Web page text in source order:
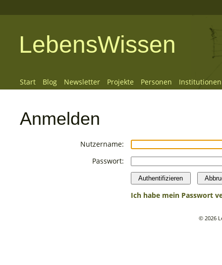
LebensWissen
Start Blog Newsletter Projekte Personen Institutionen
Anmelden
Nutzername:
Passwort:
Authentifizieren
Ich habe mein Passwort
© 2026